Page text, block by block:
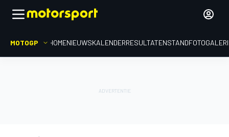
MOTOGP HOMENIEUWSKALENDERRESULTATENSTAND